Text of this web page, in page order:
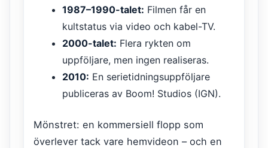
1987–1990-talet: Filmen får en
kultstatus via video och kabel-TV.
2000-talet: Flera rykten om
uppföljare, men ingen realiseras.
2010: En serietidningsuppföljare
publiceras av Boom! Studios (IGN).
Mönstret: en kommersiell flopp som
överlever tack vare hemvideon – och en